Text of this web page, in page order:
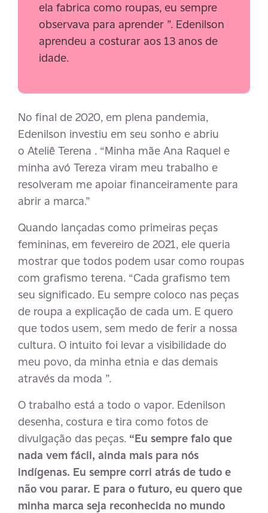
ela fabrica como roupas, eu sempre
observava para aprender ”. Edenilson
aprendeu a costurar aos 13 anos de
idade.
No final de 2020, em plena pandemia,
Edenilson investiu em seu sonho e abriu
o Ateliê Terena . “Minha mãe Ana Raquel e
minha avó Tereza viram meu trabalho e
resolveram me apoiar financeiramente para
abrir a marca.”
Quando lançadas como primeiras peças
femininas, em fevereiro de 2021, ele queria
mostrar que todos podem usar como roupas
com grafismo terena. “Cada grafismo tem
seu significado. Eu sempre coloco nas peças
de roupa a explicação de cada um. E quero
que todos usem, sem medo de ferir a nossa
cultura. O intuito foi levar a visibilidade do
meu povo, da minha etnia e das demais
através da moda ”.
O trabalho está a todo o vapor. Edenilson
desenha, costura e tira como fotos de
divulgação das peças. “Eu sempre falo que
nada vem fácil, ainda mais para nós
indígenas. Eu sempre corri atrás de tudo e
não vou parar. E para o futuro, eu quero que
minha marca seja reconhecida no mundo